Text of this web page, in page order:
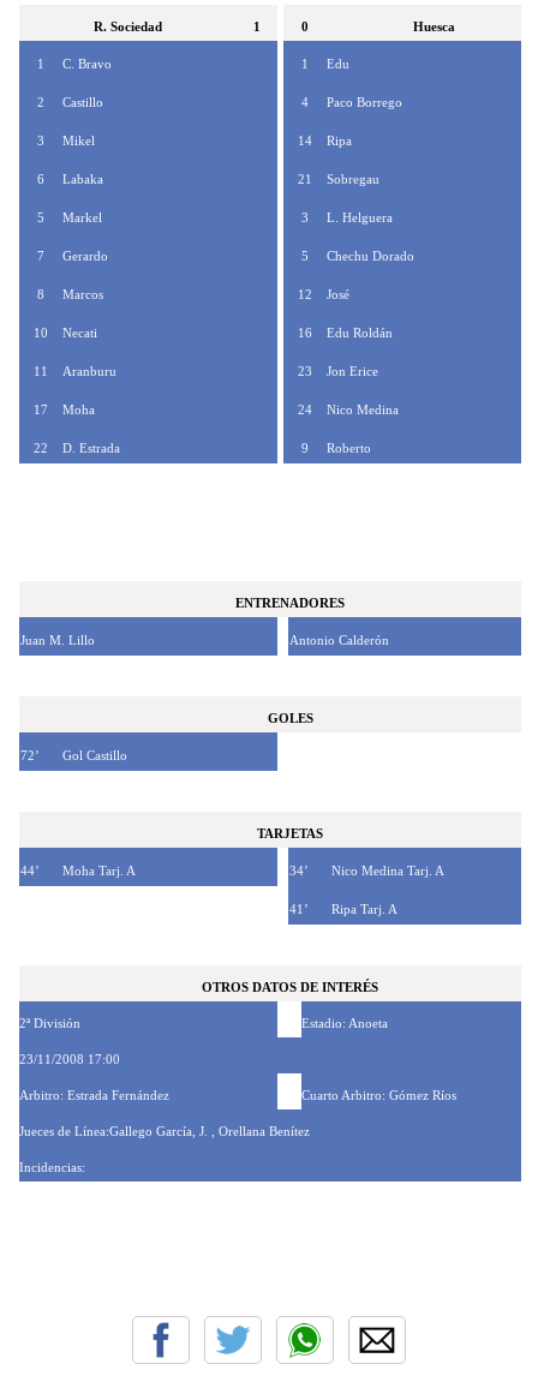
R. Sociedad 1 0 Huesca
1 C. Bravo
2 Castillo
3 Mikel
6 Labaka
5 Markel
7 Gerardo
8 Marcos
10 Necati
11 Aranburu
17 Moha
22 D. Estrada
1 Edu
4 Paco Borrego
14 Ripa
21 Sobregau
3 L. Helguera
5 Chechu Dorado
12 José
16 Edu Roldán
23 Jon Erice
24 Nico Medina
9 Roberto
ENTRENADORES
Juan M. Lillo Antonio Calderón
GOLES
72’ Gol Castillo
TARJETAS
44’ Moha Tarj. A 34’ Nico Medina Tarj. A
41’ Ripa Tarj. A
OTROS DATOS DE INTERÉS
2ª División Estadio: Anoeta
23/11/2008 17:00
Arbitro: Estrada Fernández Cuarto Arbitro: Gómez Ríos
Jueces de Línea:Gallego García, J. , Orellana Benítez
Incidencias: